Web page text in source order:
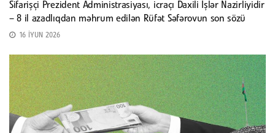
Sifarişçi Prezident Administrasiyası, icraçı Daxili İşlər Nazirliyidir
– 8 il azadlıqdan məhrum edilən Rüfət Səfərovun son sözü
16 İYUN 2026